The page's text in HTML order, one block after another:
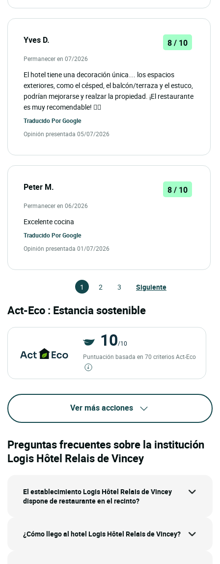
Yves D. 8 / 10
Permanecer en 07/2026
El hotel tiene una decoración única… los espacios
exteriores, como el césped, el balcón/terraza y el estuco,
podrían mejorarse y realzar la propiedad. ¡El restaurante
es muy recomendable! 👌🏻
Traducido PorGoogle
Opinión presentada 05/07/2026
Peter M. 8 / 10
Permanecer en 06/2026
Excelente cocina
Traducido PorGoogle
Opinión presentada 01/07/2026
1 2 3 Siguiente
Act-Eco : Estancia sostenible
10/10
Puntuación basada en 70 criterios Act-Eco
Ver más acciones
Preguntas frecuentes sobre la institución
Logis Hôtel Relais de Vincey
El establecimiento Logis Hôtel Relais de Vincey
dispone de restaurante en el recinto?
¿Cómo llego al hotel Logis Hôtel Relais de Vincey?